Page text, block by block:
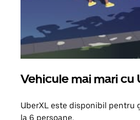
Vehicule mai mari cu
UberXL este disponibil pentru
la 6 persoane.